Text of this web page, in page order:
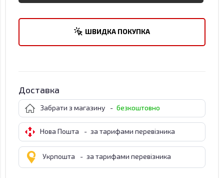
ШВИДКА ПОКУПКА
Доставка
Забрати з магазину - безкоштовно
Нова Пошта - за тарифами перевізника
Укрпошта - за тарифами перевізника